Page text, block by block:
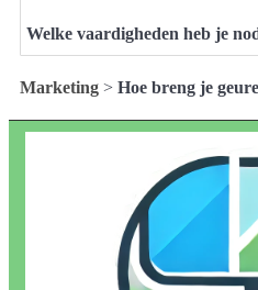
Welke vaardigheden heb je
Marketing > Hoe breng je